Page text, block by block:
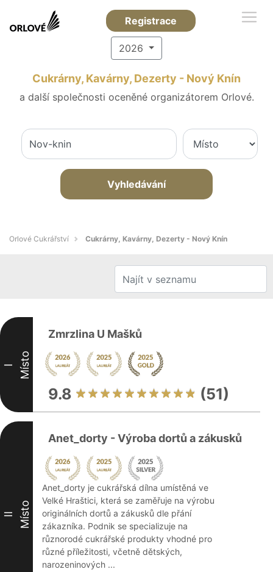
Registrace
2026
Cukrárny, Kavárny, Dezerty - Nový Knín
a další společnosti oceněné organizátorem Orlové.
Vyhledávání
Orlové Cukrářství Cukrárny, Kavárny, Dezerty - Nový Knín
I Místo
Zmrzlina U Mašků
9.8 (51)
II Místo
Anet_dorty - Výroba dortů a zákusků
Anet_dorty je cukrářská dílna umístěná ve
Velké Hraštici, která se zaměřuje na výrobu
originálních dortů a zákusků dle přání
zákazníka. Podnik se specializuje na
různorodé cukrářské produkty vhodné pro
různé příležitosti, včetně dětských,
narozeninových ...